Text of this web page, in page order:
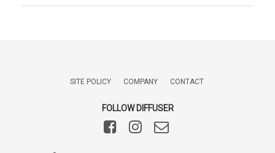
SITE POLICY COMPANY CONTACT
FOLLOW DIFFUSER